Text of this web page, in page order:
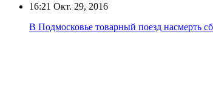
16:21 Окт. 29, 2016
В Подмосковье товарный поезд насмерть